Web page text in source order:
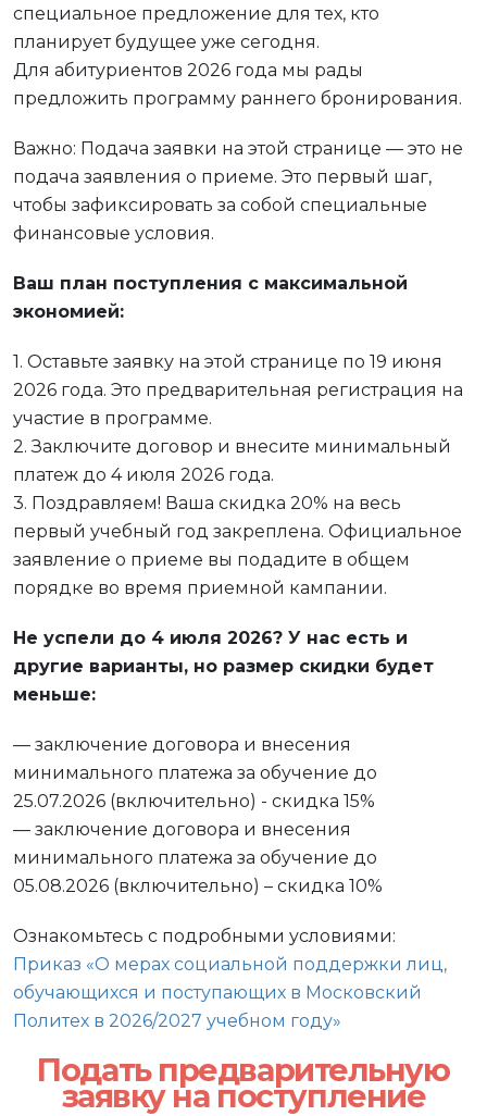
специальное предложение для тех, кто
планирует будущее уже сегодня.
Для абитуриентов 2026 года мы рады
предложить программу раннего бронирования.
Важно: Подача заявки на этой странице — это не
подача заявления о приеме. Это первый шаг,
чтобы зафиксировать за собой специальные
финансовые условия.
Ваш план поступления с максимальной
экономией:
1. Оставьте заявку на этой странице по 19 июня
2026 года. Это предварительная регистрация на
участие в программе.
2. Заключите договор и внесите минимальный
платеж до 4 июля 2026 года.
3. Поздравляем! Ваша скидка 20% на весь
первый учебный год закреплена. Официальное
заявление о приеме вы подадите в общем
порядке во время приемной кампании.
Не успели до 4 июля 2026? У нас есть и
другие варианты, но размер скидки будет
меньше:
— заключение договора и внесения
минимального платежа за обучение до
25.07.2026 (включительно) - скидка 15%
— заключение договора и внесения
минимального платежа за обучение до
05.08.2026 (включительно) – скидка 10%
Ознакомьтесь с подробными условиями:
Приказ «О мерах социальной поддержки лиц,
обучающихся и поступающих в Московский
Политех в 2026/2027 учебном году»
Подать предварительную
заявку на поступление